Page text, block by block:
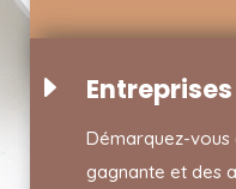
E Entreprises
Démarquez-vous
gagnante et des